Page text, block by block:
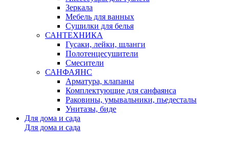
Зеркала
Мебель для ванных
Сушилки для белья
САНТЕХНИКА
Гусаки, лейки, шланги
Полотенцесушители
Смесители
САНФАЯНС
Арматура, клапаны
Комплектующие для санфаянса
Раковины, умывальники, пьедесталы
Унитазы, биде
Для дома и сада
Для дома и сада